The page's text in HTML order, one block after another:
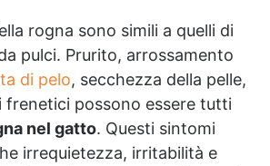
rogna sono simili a quelli di
pulci. Prurito, arrossamento
di pelo, secchezza della pelle,
possono essere tutti
nel gatto. Questi sintomi
irrequietezza, irritabilità e